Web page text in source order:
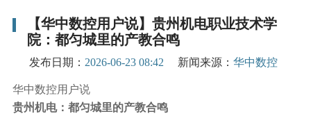
公司简介
组织架构
新闻资讯
公司动态
产品与应用
【华中数控用户说】贵州机电职业技术学
院：都匀城里的产教合鸣
发布日期： 2026-06-23 08:42 新闻来源：华中数控
华中数控用户说
贵州机电：都匀城里的产教合鸣